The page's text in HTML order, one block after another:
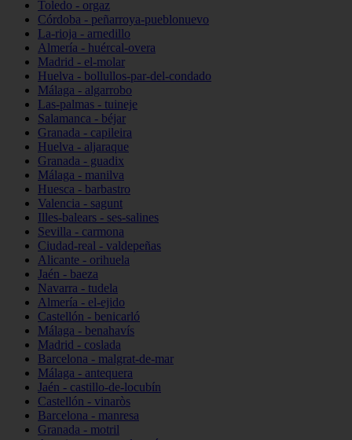
Toledo - orgaz
Córdoba - peñarroya-pueblonuevo
La-rioja - arnedillo
Almería - huércal-overa
Madrid - el-molar
Huelva - bollullos-par-del-condado
Málaga - algarrobo
Las-palmas - tuineje
Salamanca - béjar
Granada - capileira
Huelva - aljaraque
Granada - guadix
Málaga - manilva
Huesca - barbastro
Valencia - sagunt
Illes-balears - ses-salines
Sevilla - carmona
Ciudad-real - valdepeñas
Alicante - orihuela
Jaén - baeza
Navarra - tudela
Almería - el-ejido
Castellón - benicarló
Málaga - benahavís
Madrid - coslada
Barcelona - malgrat-de-mar
Málaga - antequera
Jaén - castillo-de-locubín
Castellón - vinaròs
Barcelona - manresa
Granada - motril